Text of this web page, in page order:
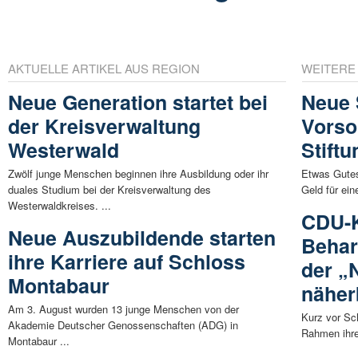
AKTUELLE ARTIKEL AUS REGION
Neue Generation startet bei
der Kreisverwaltung
Westerwald
Zwölf junge Menschen beginnen ihre Ausbildung oder ihr
duales Studium bei der Kreisverwaltung des
Westerwaldkreises. ...
Neue Auszubildende starten
ihre Karriere auf Schloss
Montabaur
Am 3. August wurden 13 junge Menschen von der
Akademie Deutscher Genossenschaften (ADG) in
Montabaur ...
Etwas
Geld für
der
Kurz vor
Rahmen